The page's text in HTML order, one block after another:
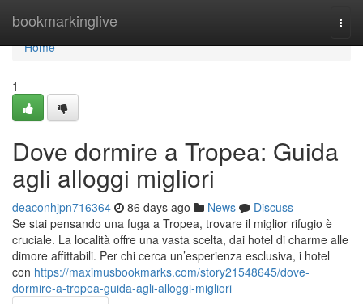
bookmarkinglive
Home
Home
1
Dove dormire a Tropea: Guida
agli alloggi migliori
deaconhjpn716364 86 days ago News
Discuss
Se stai pensando una fuga a Tropea, trovare il miglior rifugio è
cruciale. La località offre una vasta scelta, dai hotel di charme alle
dimore affittabili. Per chi cerca un’esperienza esclusiva, i hotel
con https://maximusbookmarks.com/story21548645/dove-
dormire-a-tropea-guida-agli-alloggi-migliori